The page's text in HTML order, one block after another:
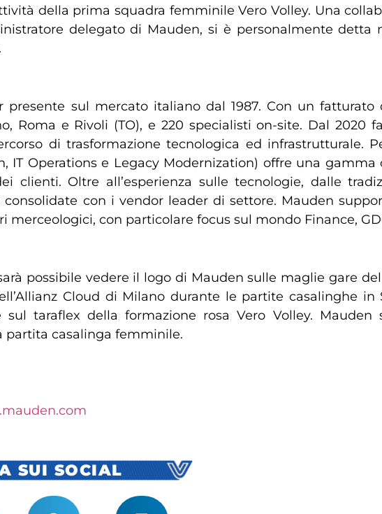
della prima squadra femminile Vero Volley. Una
delegato di Mauden, si è personalmente detta
presente sul mercato italiano dal 1987. Con un
Roma e Rivoli (TO), e 220 specialisti on-site. Dal 2020
di trasformazione tecnologica ed infrastrutturale.
IT Operations e Legacy Modernization) offre una
clienti. Oltre all’esperienza sulle tecnologie, dalle
consolidate con i vendor leader di settore. Mauden
merceologici, con particolare focus sul mondo Finance,
possibile vedere il logo di Mauden sulle maglie gare
Cloud di Milano durante le partite casalinghe
sul taraflex della formazione rosa Vero Volley.
partita casalinga femminile.
SUI SOCIAL